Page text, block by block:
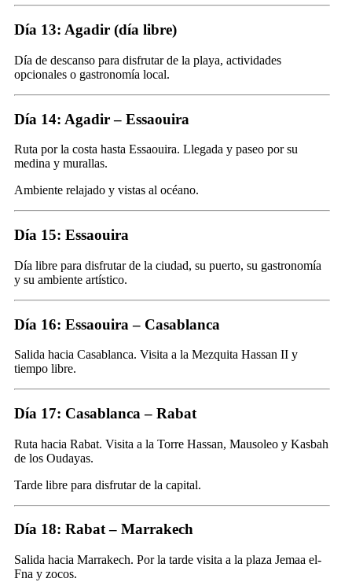
Día 13: Agadir (día libre)
Día de descanso para disfrutar de la playa, actividades
opcionales o gastronomía local.
Día 14: Agadir – Essaouira
Ruta por la costa hasta Essaouira. Llegada y paseo por su
medina y murallas.
Ambiente relajado y vistas al océano.
Día 15: Essaouira
Día libre para disfrutar de la ciudad, su puerto, su gastronomía
y su ambiente artístico.
Día 16: Essaouira – Casablanca
Salida hacia Casablanca. Visita a la Mezquita Hassan II y
tiempo libre.
Día 17: Casablanca – Rabat
Ruta hacia Rabat. Visita a la Torre Hassan, Mausoleo y Kasbah
de los Oudayas.
Tarde libre para disfrutar de la capital.
Día 18: Rabat – Marrakech
Salida hacia Marrakech. Por la tarde visita a la plaza Jemaa el-
Fna y zocos.